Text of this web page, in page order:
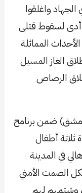
واغلقوا
أدى لسقوط قتلى
المماثلة
الغاز المسيل
الرصاص
دمشق) ضمن برنامج
ثلاثة أطفال
في المدينة
الصمت الأمني
وشتمهم لهم